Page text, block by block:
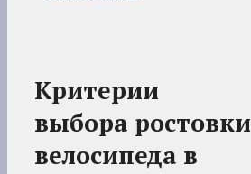
Критерии
выбора ростовки
велосипеда в